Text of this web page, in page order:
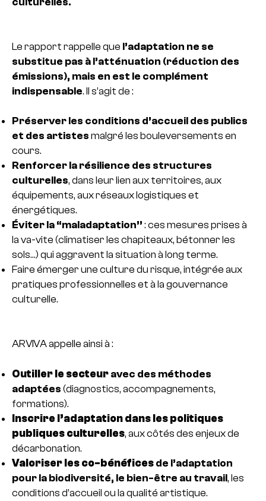
Le rapport rappelle que l’adaptation ne se
substitue pas à l’atténuation (réduction des
émissions), mais en est le complément
indispensable. Il s’agit de :
Préserver les conditions d’accueil des publics
et des artistes malgré les bouleversements en
cours.
Renforcer la résilience des structures
culturelles, dans leur lien aux territoires, aux
équipements, aux réseaux logistiques et
énergétiques.
Éviter la “maladaptation” : ces mesures prises à
la va-vite (climatiser les chapiteaux, bétonner les
sols…) qui aggravent la situation à long terme.
Faire émerger une culture du risque, intégrée aux
pratiques professionnelles et à la gouvernance
culturelle.
ARVIVA appelle ainsi à :
Outiller le secteur avec des méthodes
adaptées (diagnostics, accompagnements,
formations).
Inscrire l’adaptation dans les politiques
publiques culturelles, aux côtés des enjeux de
décarbonation.
Valoriser les co-bénéfices de l’adaptation
pour la biodiversité, le bien-être au travail, les
conditions d’accueil ou la qualité artistique.